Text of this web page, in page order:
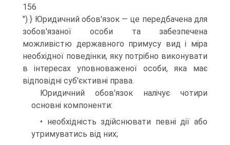
156
") } Юридичний обов'язок — це передбачена для
зобов'язаної особи та забезпечена
можливістю державного примусу вид і міра
необхідної поведінки, яку потрібно виконувати
в інтересах уповноваженої особи, яка має
відповідні суб'єктивні права.
Юридичний обов'язок налічує чотири
основні компоненти:
• необхідність здійснювати певні дії або
утримуватись від них;